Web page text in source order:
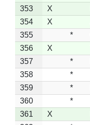
353
X
354
X
355
*
356
X
357
*
358
*
359
*
360
*
361
X